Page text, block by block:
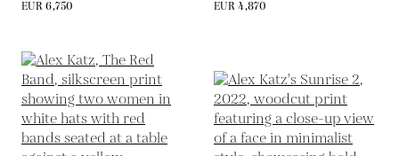
EUR 6,750 EUR 4,870